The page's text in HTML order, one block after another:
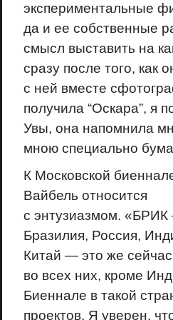
экспериментальные
да и ее собственные
смысл выставить на
сразу после того,
с ней вместе
получила “Оскара”, я
Увы, она напомнила
мною специально
К Московской
Вайбель относится
с энтузиазмом.
Бразилия, Россия,
Китай — это же
во всех них, кроме
Биеннале в такой
проектов. Я уверен,